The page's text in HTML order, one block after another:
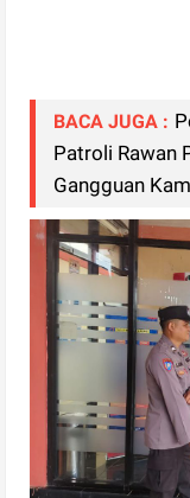
BACA JUGA :
Patroli Rawan
Gangguan